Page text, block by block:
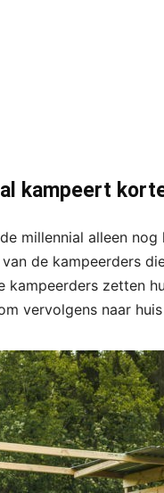
kampeert
millennial alleen
de kampeerders
kampeerders zetten
vervolgens naar